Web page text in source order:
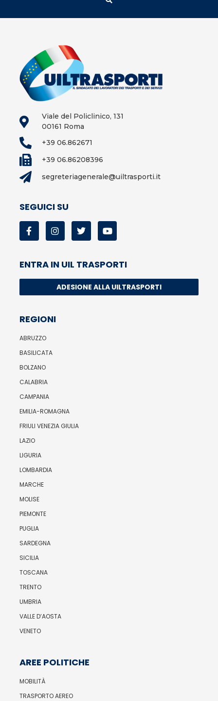
Viale del Policlinico, 131
00161 Roma
+39 06.862671
+39 06.86208396
segreteriagenerale@uiltrasporti.it
SEGUICI SU
ENTRA IN UIL TRASPORTI
ADESIONE ALLA UILTRASPORTI
REGIONI
ABRUZZO
BASILICATA
BOLZANO
CALABRIA
CAMPANIA
EMILIA-ROMAGNA
FRIULI VENEZIA GIULIA
LAZIO
LIGURIA
LOMBARDIA
MARCHE
MOLISE
PIEMONTE
PUGLIA
SARDEGNA
SICILIA
TOSCANA
TRENTO
UMBRIA
VALLE D’AOSTA
VENETO
AREE POLITICHE
MOBILITÀ
TRASPORTO AEREO